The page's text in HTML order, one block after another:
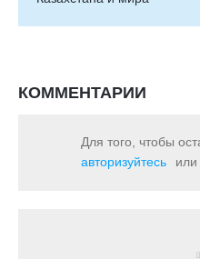
КОММЕНТАРИИ
Для того, чтобы
авторизуйтесь
или